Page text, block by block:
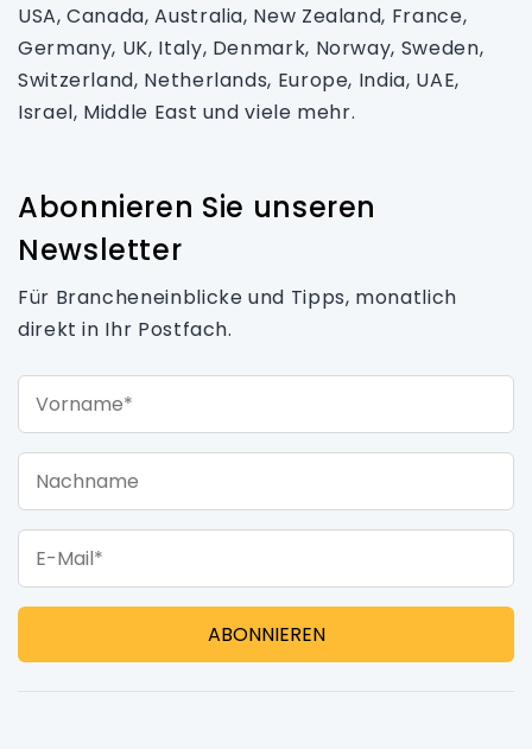
USA, Canada, Australia, New Zealand, France,
Germany, UK, Italy, Denmark, Norway, Sweden,
Switzerland, Netherlands, Europe, India, UAE,
Israel, Middle East und viele mehr.
Abonnieren Sie unseren
Newsletter
Für Brancheneinblicke und Tipps, monatlich
direkt in Ihr Postfach.
Nachname
E-Mail*